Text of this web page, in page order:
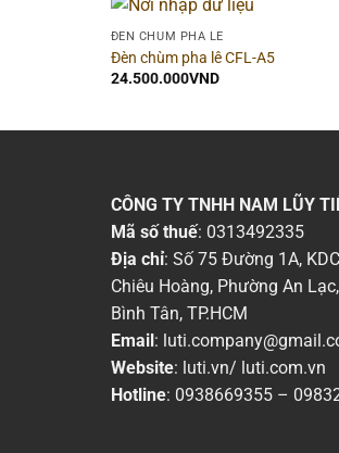
ĐÈN CHÙM PHA LÊ
Đèn chùm pha lê CFL-A5
24.500.000VND
CÔNG TY TNHH NAM LŨY
Mã số thuế: 0313492335
Địa chỉ: Số 75 Đường 1A,
Chiêu Hoàng, Phường An
Bình Tân, TP.HCM
Email:
Website: luti.vn/ luti.com.vn
Hotline: 0938669355 –